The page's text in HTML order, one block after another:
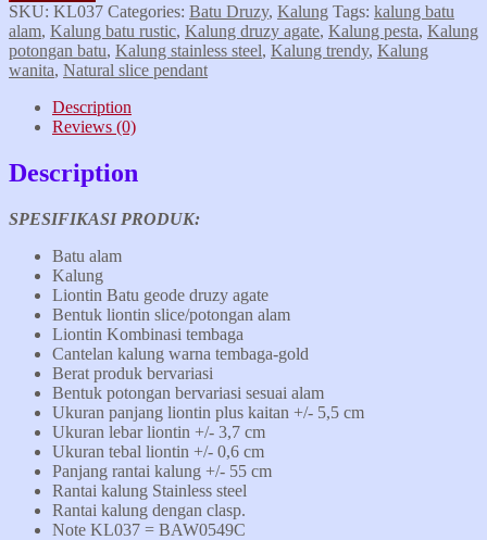
SKU: KL037 Categories: Batu Druzy, Kalung Tags: kalung batu
alam, Kalung batu rustic, Kalung druzy agate, Kalung pesta, Kalung
potongan batu, Kalung stainless steel, Kalung trendy, Kalung
wanita, Natural slice pendant
Description
Reviews (0)
Description
SPESIFIKASI PRODUK:
Batu alam
Kalung
Liontin Batu geode druzy agate
Bentuk liontin slice/potongan alam
Liontin Kombinasi tembaga
Cantelan kalung warna tembaga-gold
Berat produk bervariasi
Bentuk potongan bervariasi sesuai alam
Ukuran panjang liontin plus kaitan +/- 5,5 cm
Ukuran lebar liontin +/- 3,7 cm
Ukuran tebal liontin +/- 0,6 cm
Panjang rantai kalung +/- 55 cm
Rantai kalung Stainless steel
Rantai kalung dengan clasp.
Note KL037 = BAW0549C